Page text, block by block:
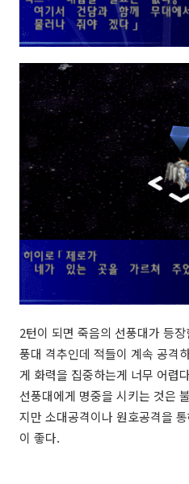
2턴이 되면 죽음의 선풍대가 등
풍대 격추인데 적들이 계속 공격
게 화력을 집중하는게 너무 어렵
선풍대에게 명중을 시키는 것은
지만 소대공격이나 원호공격을
이 좋다.